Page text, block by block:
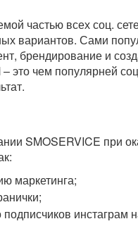
частью всех соц.
вариантов. Сами
брендирование и
это чем популярней
SMOSERVICE при
маркетинга;
подписчиков инстаграм